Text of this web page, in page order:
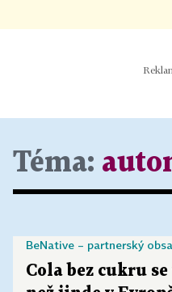
Téma:
Cola bez cukru
BeNative – partnerský